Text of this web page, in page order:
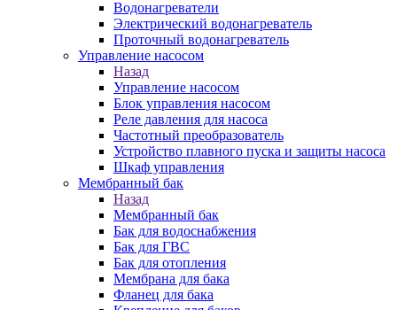
Водонагреватели
Электрический водонагреватель
Проточный водонагреватель
Управление насосом
Назад
Управление насосом
Блок управления насосом
Реле давления для насоса
Частотный преобразователь
Устройство плавного пуска и защиты насоса
Шкаф управления
Мембранный бак
Назад
Мембранный бак
Бак для водоснабжения
Бак для ГВС
Бак для отопления
Мембрана для бака
Фланец для бака